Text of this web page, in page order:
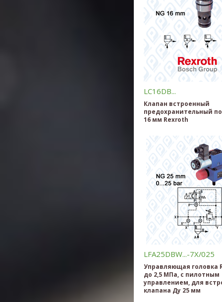
LC16DB...
Клапан встроенный
предохранительный
16 мм Rexroth
LFA25DBW...-7X/025
Управляющая головка
до 2,5 МПа, c пилотным
управлением, для
клапана Ду 25 мм